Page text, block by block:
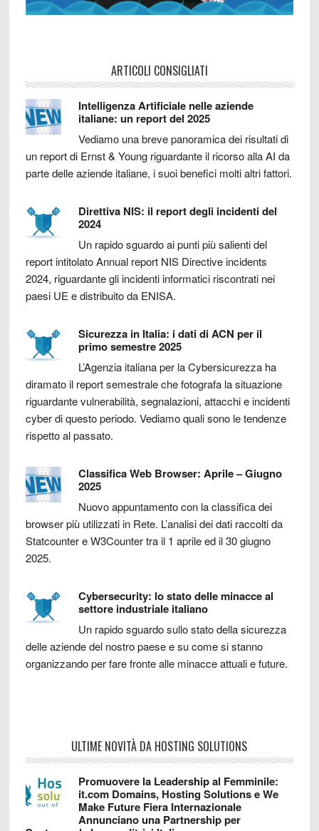
ARTICOLI CONSIGLIATI
Intelligenza Artificiale nelle aziende
italiane: un report del 2025
Vediamo una breve panoramica dei risultati di
un report di Ernst & Young riguardante il ricorso alla AI da
parte delle aziende italiane, i suoi benefici molti altri fattori.
Direttiva NIS: il report degli incidenti del
2024
Un rapido sguardo ai punti più salienti del
report intitolato Annual report NIS Directive incidents
2024, riguardante gli incidenti informatici riscontrati nei
paesi UE e distribuito da ENISA.
Sicurezza in Italia: i dati di ACN per il
primo semestre 2025
L’Agenzia italiana per la Cybersicurezza ha
diramato il report semestrale che fotografa la situazione
riguardante vulnerabilità, segnalazioni, attacchi e incidenti
cyber di questo periodo. Vediamo quali sono le tendenze
rispetto al passato.
Classifica Web Browser: Aprile – Giugno
2025
Nuovo appuntamento con la classifica dei
browser più utilizzati in Rete. L’analisi dei dati raccolti da
Statcounter e W3Counter tra il 1 aprile ed il 30 giugno
2025.
Cybersecurity: lo stato delle minacce al
settore industriale italiano
Un rapido sguardo sullo stato della sicurezza
delle aziende del nostro paese e su come si stanno
organizzando per fare fronte alle minacce attuali e future.
ULTIME NOVITÀ DA HOSTING SOLUTIONS
Promuovere la Leadership al Femminile:
it.com Domains, Hosting Solutions e We
Make Future Fiera Internazionale
Annunciano una Partnership per